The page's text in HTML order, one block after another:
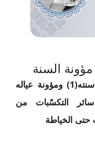
السنة
السابع: ما يفضل عن مؤونة سنته(1) ومؤونة عياله
التكسّبات من
حتى الخياطة